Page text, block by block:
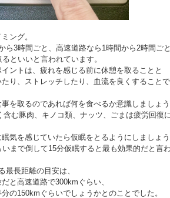
ング。
ら3時間ごと、高速道路なら1時間から2時間ご
といいと言われています。
ントは、疲れを感じる前に休憩を取ることと
り、ストレッチしたり、血流を良くすること
を取るのであれば何を食べるか意識しましょ
含む豚肉、キノコ類、ナッツ、ごまは疲労回復
気を感じていたら仮眠をとるようにしましょ
いまで倒して15分仮眠すると最も効果的だと言
最長距離の目安は、
と高速道路で300kmぐらい、
の150kmぐらいでしょうかとのことでした。